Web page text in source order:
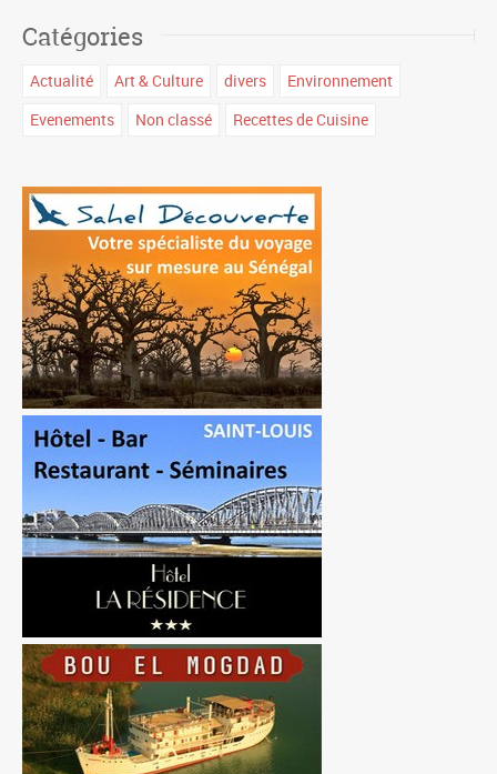
Catégories
Actualité Art & Culture divers
Environnement
Evenements
Non classé Recettes de Cuisine